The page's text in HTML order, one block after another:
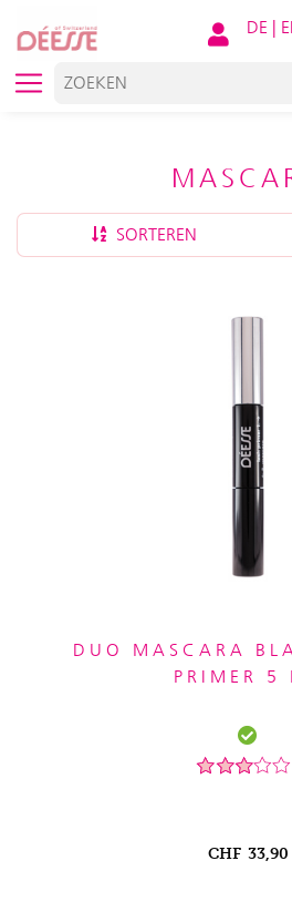
DE |
SORTEREN
DUO MASCARA
PRIMER 5
CHF 33,90